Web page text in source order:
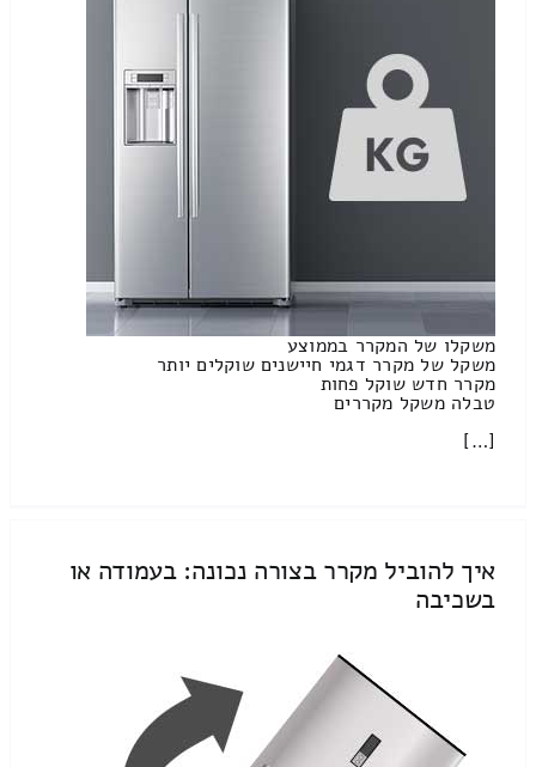
משקלו של המקרר בממוצע
משקל של מקרר דגמי חיישנים שוקלים יותר
מקרר חדש שוקל פחות
טבלה משקל מקררים
[…]
איך להוביל מקרר בצורה נכונה: בעמודה או
בשכיבה